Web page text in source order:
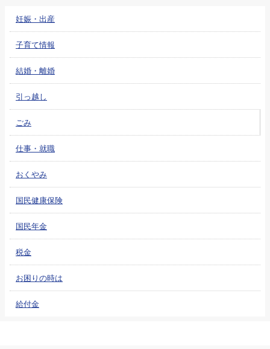
妊娠・出産
子育て情報
結婚・離婚
引っ越し
ごみ
仕事・就職
おくやみ
国民健康保険
国民年金
税金
お困りの時は
給付金